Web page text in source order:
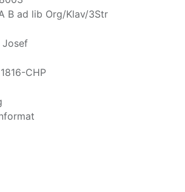
B ad lib Org/Klav/3Str
Josef
CHP